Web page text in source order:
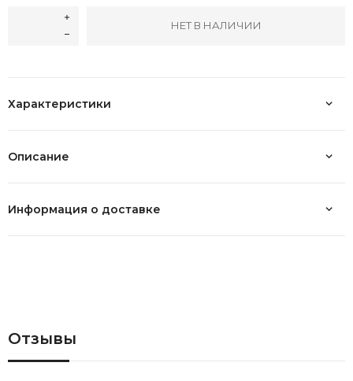
НЕТ В НАЛИЧИИ
Характеристики
Описание
Информация о доставке
Отзывы